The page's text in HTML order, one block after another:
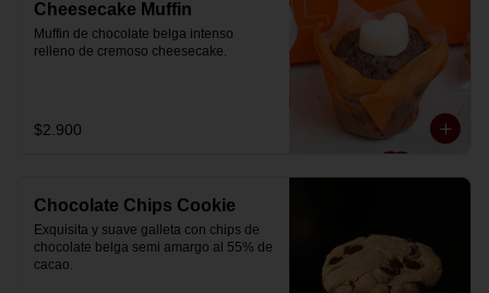
Cheesecake Muffin
Muffin de chocolate belga intenso
relleno de cremoso cheesecake.
$2.900
Chocolate Chips Cookie
Exquisita y suave galleta con chips de
chocolate belga semi amargo al 55% de
cacao.